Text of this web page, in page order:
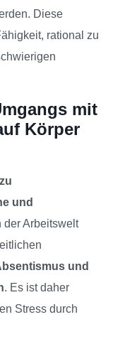
Diese
rational zu
mit
Körper
und
der Arbeitswelt
und
. Es ist daher
Stress durch